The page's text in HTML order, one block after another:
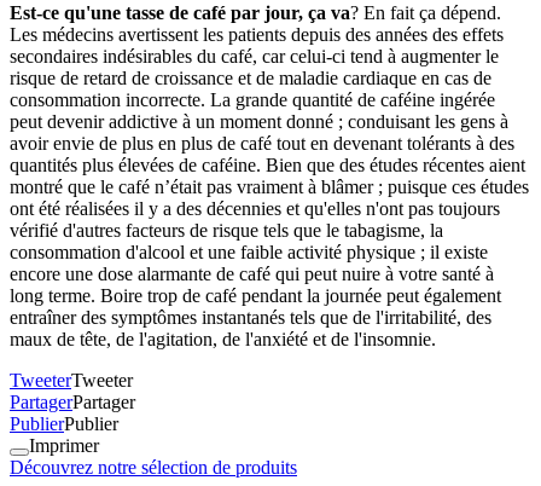
Est-ce qu'une tasse de café par jour, ça va? En fait ça dépend.
Les médecins avertissent les patients depuis des années des effets
secondaires indésirables du café, car celui-ci tend à augmenter le
risque de retard de croissance et de maladie cardiaque en cas de
consommation incorrecte. La grande quantité de caféine ingérée
peut devenir addictive à un moment donné ; conduisant les gens à
avoir envie de plus en plus de café tout en devenant tolérants à des
quantités plus élevées de caféine. Bien que des études récentes aient
montré que le café n’était pas vraiment à blâmer ; puisque ces études
ont été réalisées il y a des décennies et qu'elles n'ont pas toujours
vérifié d'autres facteurs de risque tels que le tabagisme, la
consommation d'alcool et une faible activité physique ; il existe
encore une dose alarmante de café qui peut nuire à votre santé à
long terme. Boire trop de café pendant la journée peut également
entraîner des symptômes instantanés tels que de l'irritabilité, des
maux de tête, de l'agitation, de l'anxiété et de l'insomnie.
TweeterTweeter
PartagerPartager
PublierPublier
Imprimer
Découvrez notre sélection de produits